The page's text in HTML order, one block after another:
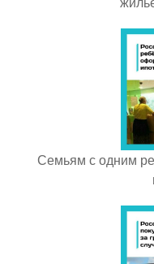
Семьям с одним